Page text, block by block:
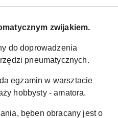
zwijakiem.
do doprowadzenia
pneumatycznych.
egzamin w warsztacie
hobbysty - amatora.
bęben obracany jest o